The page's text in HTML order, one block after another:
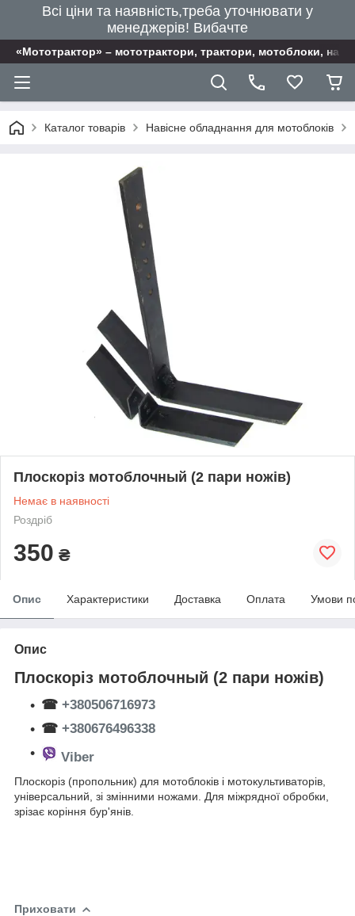
Всі ціни та наявність,треба уточнювати у
менеджерів! Вибачте
«Мототрактор» – мототрактори, трактори, мотоблоки,
Каталог товарів Навісне обладнання для мотоблоків
Плоскоріз мотоблочный (2 пари ножів)
Немає в наявності
Роздріб
350 ₴
Опис Характеристики Доставка Оплата Умови
Опис
Плоскоріз мотоблочный (2 пари ножів)
☎ +380506716973
☎ +380676496338
Viber
Плоскоріз (пропольник) для мотоблоків і мотокультиваторів,
універсальний, зі змінними ножами. Для міжрядної обробки,
зрізає коріння бур'янів.
Приховати